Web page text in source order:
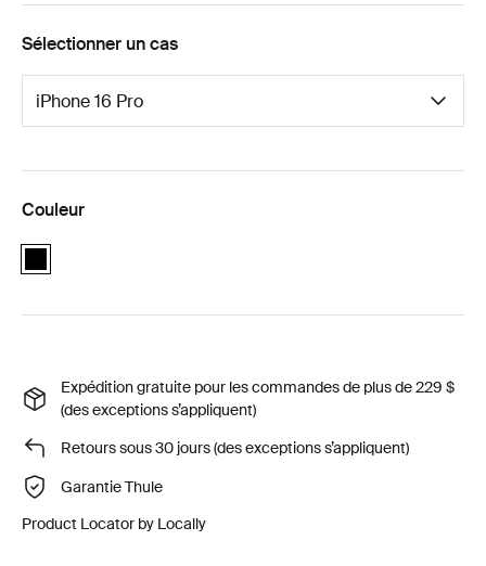
Sélectionner un cas
Couleur
Expédition gratuite pour les commandes de plus de 229 $
(des exceptions s’appliquent)
Retours sous 30 jours (des exceptions s’appliquent)
Garantie Thule
Product Locator by Locally